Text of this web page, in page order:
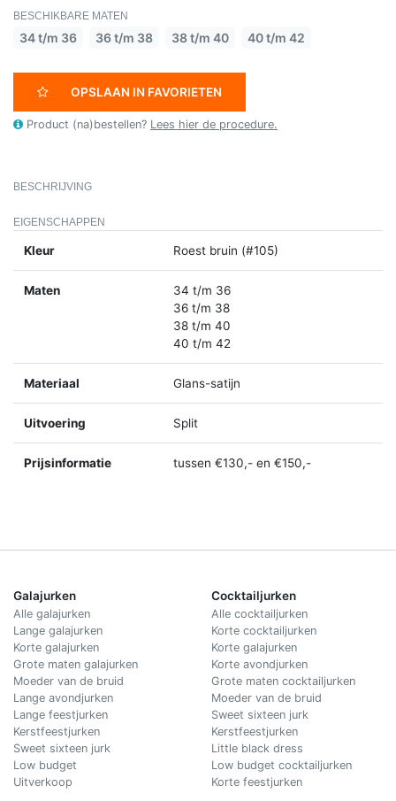
BESCHIKBARE MATEN
34 t/m 36 36 t/m 38 38 t/m 40 40 t/m 42
OPSLAAN IN FAVORIETEN
Product (na)bestellen? Lees hier de procedure.
BESCHRIJVING
EIGENSCHAPPEN
Kleur Roest bruin (#105)
Maten
34 t/m 36
36 t/m 38
38 t/m 40
40 t/m 42
Materiaal Glans-satijn
Uitvoering Split
Prijsinformatie tussen €130,- en €150,-
Galajurken
Alle galajurken
Lange galajurken
Korte galajurken
Grote maten galajurken
Moeder van de bruid
Lange avondjurken
Lange feestjurken
Kerstfeestjurken
Sweet sixteen jurk
Low budget
Uitverkoop
Cocktailjurken
Alle cocktailjurken
Korte cocktailjurken
Korte galajurken
Korte avondjurken
Grote maten cocktailjurken
Moeder van de bruid
Sweet sixteen jurk
Kerstfeestjurken
Little black dress
Low budget cocktailjurken
Korte feestjurken